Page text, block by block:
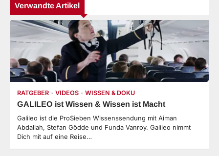
Verwandte Artikel
RATGEBER VIDEOS WISSEN & DOKU
GALILEO ist Wissen & Wissen ist Macht
Galileo ist die ProSieben Wissenssendung mit Aiman
Abdallah, Stefan Gödde und Funda Vanroy. Galileo nimmt
Dich mit auf eine Reise…